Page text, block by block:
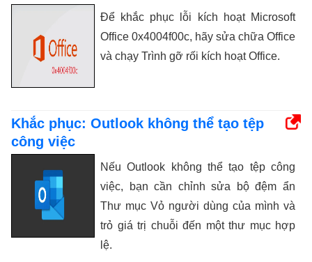
Để khắc phục lỗi kích hoạt Microsoft
Office 0x4004f00c, hãy sửa chữa Office
và chạy Trình gỡ rối kích hoạt Office.
Khắc phục: Outlook không thể tạo tệp
công việc
Nếu Outlook không thể tạo tệp công
việc, bạn cần chỉnh sửa bộ đệm ẩn
Thư mục Vỏ người dùng của mình và
trỏ giá trị chuỗi đến một thư mục hợp
lệ.